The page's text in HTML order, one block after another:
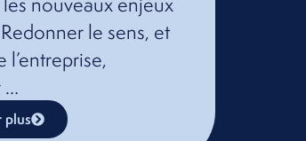
le sens, et
l’entreprise,
…
plus